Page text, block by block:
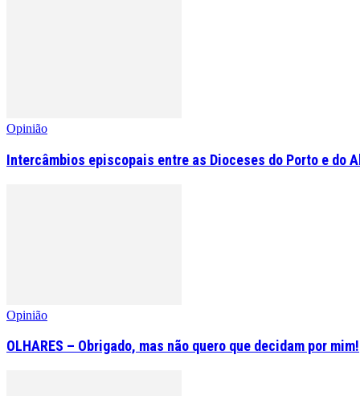
Opinião
Intercâmbios episcopais entre as Dioceses do Porto e do
Opinião
OLHARES – Obrigado, mas não quero que decidam por mim!